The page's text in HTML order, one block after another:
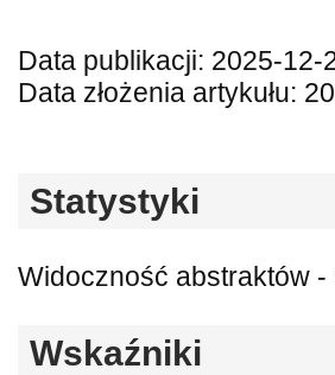
Data publikacji: 2025-12-
Data złożenia artykułu:
Statystyki
Widoczność abstraktów -
Wskaźniki